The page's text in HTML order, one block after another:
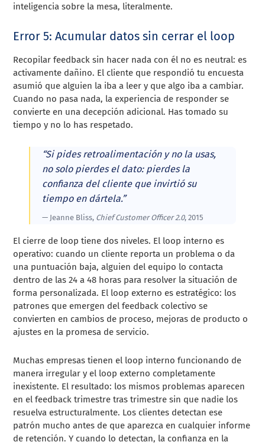
inteligencia sobre la mesa, literalmente.
Error 5: Acumular datos sin cerrar el loop
Recopilar feedback sin hacer nada con él no es neutral: es
activamente dañino. El cliente que respondió tu encuesta
asumió que alguien la iba a leer y que algo iba a cambiar.
Cuando no pasa nada, la experiencia de responder se
convierte en una decepción adicional. Has tomado su
tiempo y no lo has respetado.
“Si pides retroalimentación y no la usas,
no solo pierdes el dato: pierdes la
confianza del cliente que invirtió su
tiempo en dártela.”
— Jeanne Bliss, Chief Customer Officer 2.0, 2015
El cierre de loop tiene dos niveles. El loop interno es
operativo: cuando un cliente reporta un problema o da
una puntuación baja, alguien del equipo lo contacta
dentro de las 24 a 48 horas para resolver la situación de
forma personalizada. El loop externo es estratégico: los
patrones que emergen del feedback colectivo se
convierten en cambios de proceso, mejoras de producto o
ajustes en la promesa de servicio.
Muchas empresas tienen el loop interno funcionando de
manera irregular y el loop externo completamente
inexistente. El resultado: los mismos problemas aparecen
en el feedback trimestre tras trimestre sin que nadie los
resuelva estructuralmente. Los clientes detectan ese
patrón mucho antes de que aparezca en cualquier informe
de retención. Y cuando lo detectan, la confianza en la